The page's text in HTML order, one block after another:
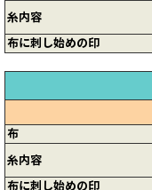
糸内容
布に刺し始めの印
布
糸内容
布に刺し始めの印